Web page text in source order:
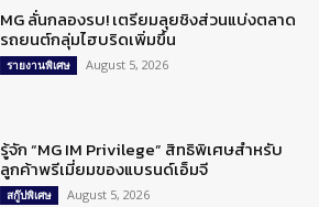
MG ลั่นกลองรบ! เตรียมลุยชิงส่วนแบ่งตลาด
รถยนต์กลุ่มไฮบริดเพิ่มขึ้น
รายงานพิเศษ August 5, 2026
รู้จัก “MG IM Privilege” สิทธิพิเศษสำหรับ
ลูกค้าพรีเมี่ยมของแบรนด์เอ็มจี
สกู๊ปพิเศษ August 5, 2026